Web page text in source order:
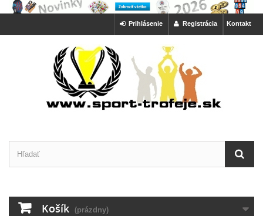
Kontakt
Registrácia
Prihlásenie
Košík (prázdny)